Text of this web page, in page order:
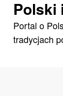
Polski
Portal o
tradycjach